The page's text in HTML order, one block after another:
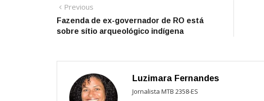
Navegação
de
Previous
post:
Fazenda de ex-governador de RO está
sobre sítio arqueológico indígena
Luzimara Fernandes
Jornalista MTB 2358-ES